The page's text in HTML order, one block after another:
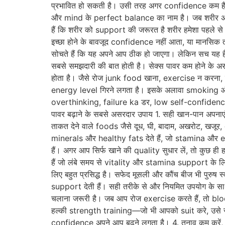
प्रभावित हो सकती है। उसी तरह अगर confidence कम
और mind के perfect balance का नाम है। जब शरीर
हैं कि शरीर को support की जरूरत है शरीर हमेशा पहले
इच्छा होने के बावजूद confidence नहीं आता, या
सोचते हैं कि यह अपने आप ठीक हो जाएगा। लेकिन सच यह
सबसे समझदारी की बात होती है। सेक्स पावर कम होने के
होता है। जैसे रोज junk food खाना, exercise न करना,
energy level गिरने लगता है। इसके अलावा
overthinking, failure ka डर, low self-confidence
पावर बढ़ाने के सबसे असरदार उपाय 1. सही खान-पान
ताकत देने वाले foods जैसे दूध, घी, बादाम, अखरोट,
minerals और healthy fats देते हैं, जो stamina और
हैं। अगर आप सिर्फ खाने की quality सुधार लें, तो कुछ ही
हैं जो लंबे समय से vitality और stamina support के
लिए बहुत प्रसिद्ध है। सफेद मूसली और कौंच बीज भी पुरुष
support देती हैं। सही तरीके से और नियमित उपयोग के
चलाना जरूरी है। जब आप रोज exercise करते हैं, तो
हल्की strength training—जो भी आपको suit करे, उसे
confidence अपने आप बढ़ने लगता है। 4. तनाव कम करें,